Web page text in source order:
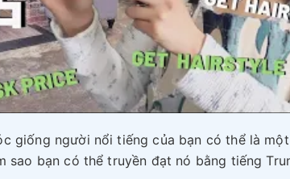
giống người nổi tiếng của bạn có thể là
sao bạn có thể truyền đạt nó bằng tiếng